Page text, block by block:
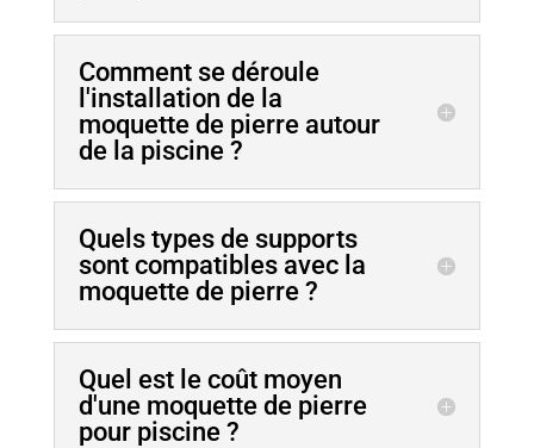
Comment se déroule
l'installation de la
moquette de pierre autour
de la piscine ?
Quels types de supports
sont compatibles avec la
moquette de pierre ?
Quel est le coût moyen
d'une moquette de pierre
pour piscine ?